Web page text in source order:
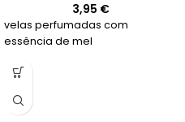
3,95 €
velas perfumadas com
essência de mel